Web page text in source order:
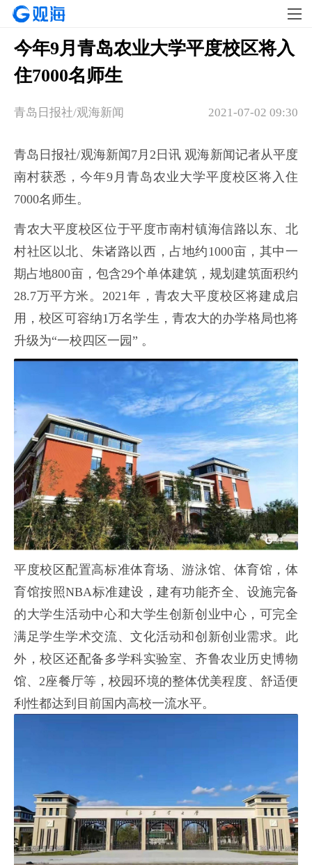
今年9月青岛农业大学平度校区将入
住7000名师生
2021-07-02 09:30
青岛日报社/观海新闻
青岛日报社/观海新闻7月2日讯 观海新闻记者从平度
南村获悉，今年9月青岛农业大学平度校区将入住
7000名师生。
青农大平度校区位于平度市南村镇海信路以东、北
村社区以北、朱诸路以西，占地约1000亩，其中一
期占地800亩，包含29个单体建筑，规划建筑面积约
28.7万平方米。2021年，青农大平度校区将建成启
用，校区可容纳1万名学生，青农大的办学格局也将
升级为“一校四区一园” 。
平度校区配置高标准体育场、游泳馆、体育馆，体
育馆按照NBA标准建设，建有功能齐全、设施完备
的大学生活动中心和大学生创新创业中心，可完全
满足学生学术交流、文化活动和创新创业需求。此
外，校区还配备多学科实验室、齐鲁农业历史博物
馆、2座餐厅等，校园环境的整体优美程度、舒适便
利性都达到目前国内高校一流水平。